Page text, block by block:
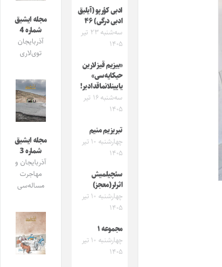
ادبی کؤرپو (آیلیق
ادبی درگی) ۴۶
سه‌شنبه ۲۳ تیر
۱۴۰۵
«بیزیم قیزلارین
حیکایه‌سی»
یایینلانماقدادیر!
سه‌شنبه ۱۶ تیر
۱۴۰۵
تبریزیم منیم
چهارشنبه ۱۰ تیر
۱۴۰۵
سئچیلمیش
اثرلر(معجز)
چهارشنبه ۱۰ تیر
۱۴۰۵
مجموعه ۱
چهارشنبه ۱۰ تیر
۱۴۰۵
مجله ایشیق
شماره 4
آذربایجان
توی‌لاری
مجله ایشیق
شماره 3
آذربایجان و
مهاجرت
مساله‌سی